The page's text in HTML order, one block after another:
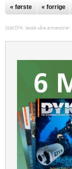
Sidor
« første « forrige
Stöd DYK - besök våra annonsörer: